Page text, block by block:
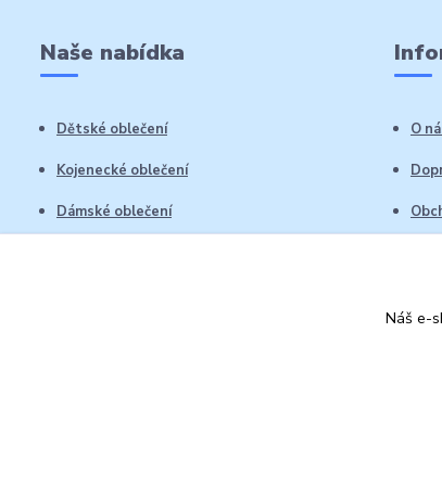
Naše nabídka
Dětské oblečení
Kojenecké oblečení
Dámské oblečení
O
Náš e-